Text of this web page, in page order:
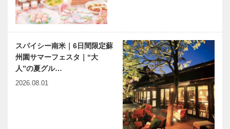
スパイシー南米｜6日間限定蘇
州園サマーフェスタ｜“大
人”の夏グル…
2026.08.01